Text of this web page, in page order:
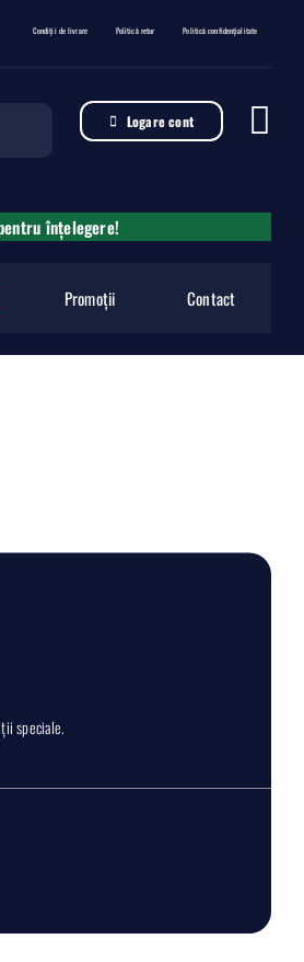
Condiții de livrare Politică retur Politică confidențialitate
Logare cont
înțelegere!
Promoții Contact
speciale.